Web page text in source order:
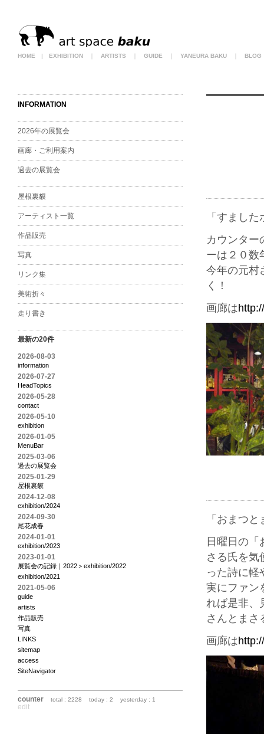
INFORMATION
2026年の展覧会
画廊・ご利用案内
過去の展覧会
屋根裏貘
アーティスト一覧
作品販売
写真
リンク集
美術折々
走り書き
最新の20件
2026-08-03
information
2026-07-27
HeadTopics
2026-05-28
contact
2026-05-10
exhibition
2026-01-05
MenuBar
2025-03-06
過去の展覧会
2025-01-29
屋根裏貘
2024-12-08
exhibition/2024
2024-09-30
尾花成春
2024-01-01
exhibition/2023
2023-01-01
展覧会の記録｜2022＞exhibition/2022
exhibition/2021
2021-05-06
guide
artists
作品販売
写真
LINKS
sitemap
access
SiteNavigator
counter total : 2228 today : 2 yesterday : 1
edit
「すまし
カウンター
ーは２０数
今年の元村
く！
画廊は
「おまつ
日曜日の
さる氏を気
った詩に軽
実にファン
れば是非、
さんとまさ
画廊は
HOME | EXHIBITION ARTISTS GUIDE YANEURA BAKU BLOG